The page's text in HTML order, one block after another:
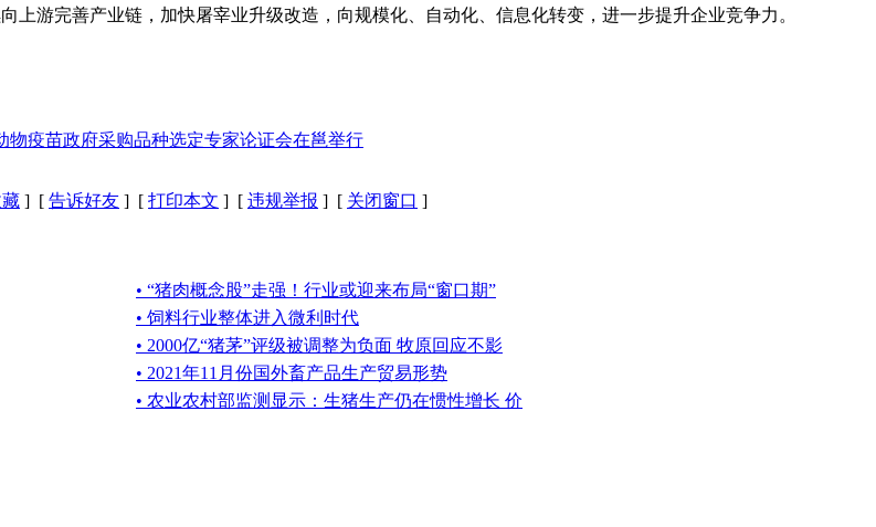
上游完善产业链，加快屠宰业升级改造，向规模化、自动化、信息化转变，进一步提升企业竞争力。
物疫苗政府采购品种选定专家论证会在邕举行
] [ 告诉好友 ] [ 打印本文 ] [ 违规举报 ] [ 关闭窗口 ]
• “猪肉概念股”走强！行业或迎来布局“窗口期”
• 饲料行业整体进入微利时代
• 2000亿“猪茅”评级被调整为负面 牧原回应不影
• 2021年11月份国外畜产品生产贸易形势
• 农业农村部监测显示：生猪生产仍在惯性增长 价